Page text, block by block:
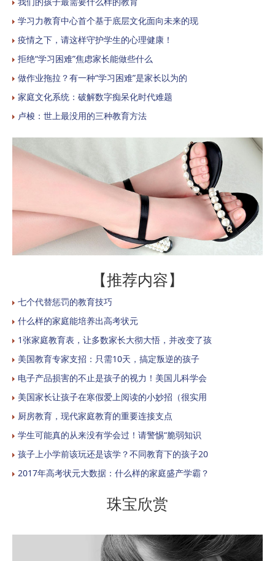
学习力教育中心首个基于底层文化面向未来的现
疫情之下，请这样守护学生的心理健康！
拒绝“学习困难”焦虑家长能做些什么
做作业拖拉？有一种“学习困难”是家长以为的
家庭文化系统：破解数字痴呆化时代难题
卢梭：世上最没用的三种教育方法
【推荐内容】
七个代替惩罚的教育技巧
什么样的家庭能培养出高考状元
1张家庭教育表，让多数家长大彻大悟，并改变了孩
美国教育专家支招：只需10天，搞定叛逆的孩子
电子产品损害的不止是孩子的视力！美国儿科学会
美国家长让孩子在寒假爱上阅读的小妙招（很实用
厨房教育，现代家庭教育的重要连接支点
学生可能真的从来没有学会过！请警惕“脆弱知识
孩子上小学前该玩还是该学？不同教育下的孩子20
2017年高考状元大数据：什么样的家庭盛产学霸？
珠宝欣赏